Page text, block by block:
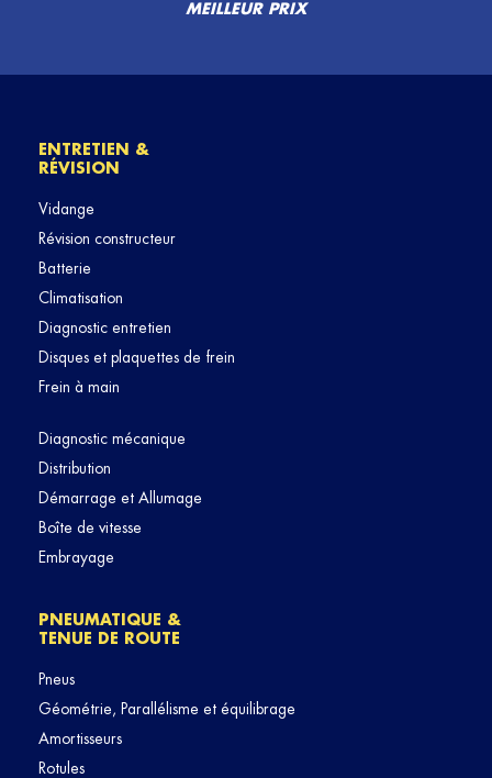
MEILLEUR PRIX
ENTRETIEN &
RÉVISION
Vidange
Révision constructeur
Batterie
Climatisation
Diagnostic entretien
Disques et plaquettes de frein
Frein à main
Diagnostic mécanique
Distribution
Démarrage et Allumage
Boîte de vitesse
Embrayage
PNEUMATIQUE &
TENUE DE ROUTE
Pneus
Géométrie, Parallélisme et équilibrage
Amortisseurs
Rotules